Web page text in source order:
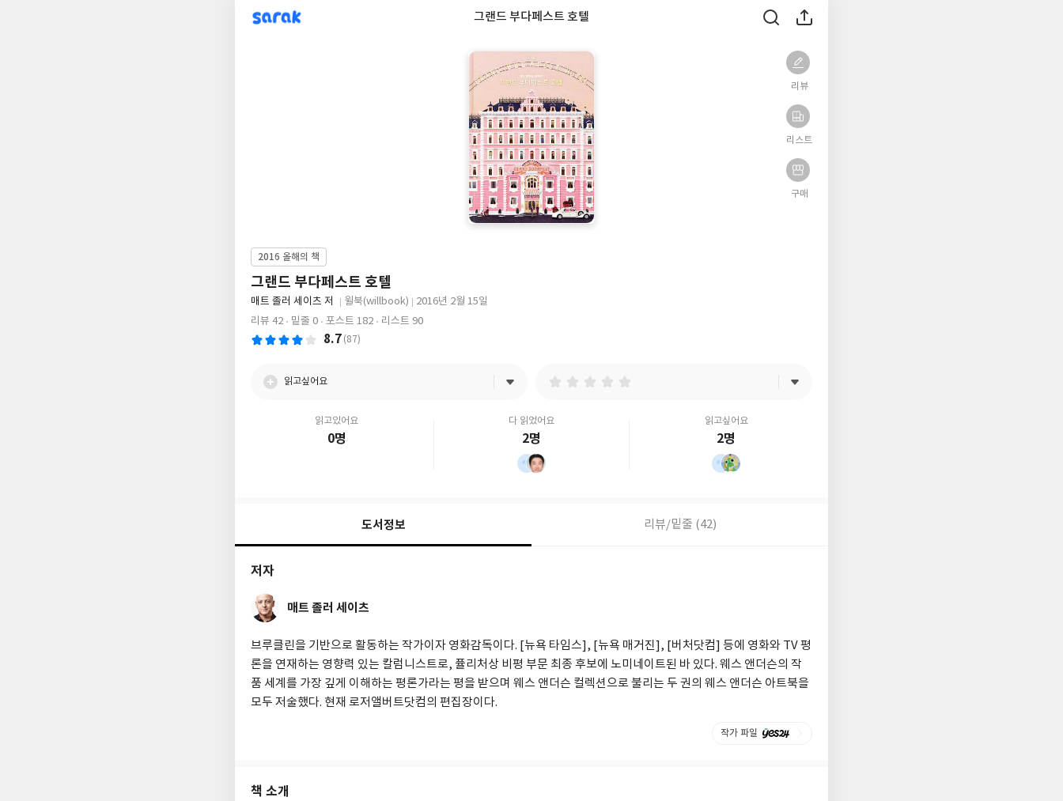
sarak 그랜드 부다페스트 호텔
리뷰
리스트
구매
2016 올해의 책
그랜드 부다페스트 호텔
글
쓴
매트 졸러 세이츠 저
출
사
윌북(willbook)
출
2016년 2월 15일
리뷰 42
밑줄 0 포스트 182 리스트 90
8.7 (87)
읽고싶어요
읽고있어요
0명
다 읽었어요
2명
읽고싶어요
2명
도서정보 리뷰/밑줄 (42)
저자
매트 졸러 세이츠
브루클린을 기반으로 활동하는 작가이자 영화감독이다. [뉴욕 타임스], [뉴욕 매거진], [버처닷컴] 등에 영화와 TV 평
론을 연재하는 영향력 있는 칼럼니스트로, 퓰리처상 비평 부문 최종 후보에 노미네이트된 바 있다. 웨스 앤더슨의 작
품 세계를 가장 깊게 이해하는 평론가라는 평을 받으며 웨스 앤더슨 컬렉션으로 불리는 두 권의 웨스 앤더슨 아트북을
모두 저술했다. 현재 로저앨버트닷컴의 편집장이다.
작가 파일
책 소개